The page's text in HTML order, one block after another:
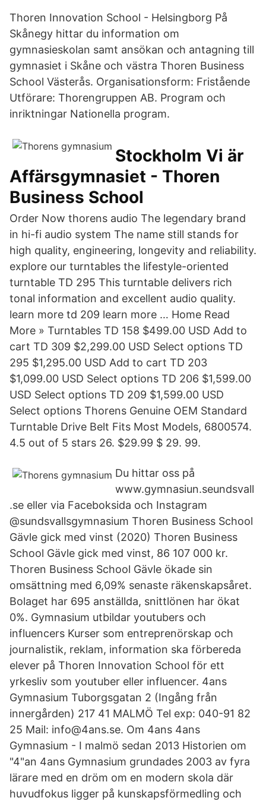
Thoren Innovation School - Helsingborg På
Skånegy hittar du information om
gymnasieskolan samt ansökan och antagning till
gymnasiet i Skåne och västra Thoren Business
School Västerås. Organisationsform: Fristående
Utförare: Thorengruppen AB. Program och
inriktningar Nationella program.
Stockholm Vi är
Affärsgymnasiet - Thoren
Business School
Order Now thorens audio The legendary brand
in hi-fi audio system The name still stands for
high quality, engineering, longevity and reliability.
explore our turntables the lifestyle-oriented
turntable TD 295 This turntable delivers rich
tonal information and excellent audio quality.
learn more td 209 learn more … Home Read
More » Turntables TD 158 $499.00 USD Add to
cart TD 309 $2,299.00 USD Select options TD
295 $1,295.00 USD Add to cart TD 203
$1,099.00 USD Select options TD 206 $1,599.00
USD Select options TD 209 $1,599.00 USD
Select options Thorens Genuine OEM Standard
Turntable Drive Belt Fits Most Models, 6800574.
4.5 out of 5 stars 26. $29.99 $ 29. 99.
Du hittar oss på
www.gymnasiun.seundsvall
.se eller via Faceboksida och Instagram
@sundsvallsgymnasium Thoren Business School
Gävle gick med vinst (2020) Thoren Business
School Gävle gick med vinst, 86 107 000 kr.
Thoren Business School Gävle ökade sin
omsättning med 6,09% senaste räkenskapsåret.
Bolaget har 695 anställda, snittlönen har ökat
0%. Gymnasium utbildar youtubers och
influencers Kurser som entreprenörskap och
journalistik, reklam, information ska förbereda
elever på Thoren Innovation School för ett
yrkesliv som youtuber eller influencer. 4ans
Gymnasium Tuborgsgatan 2 (Ingång från
innergården) 217 41 MALMÖ Tel exp: 040-91 82
25 Mail: info@4ans.se. Om 4ans 4ans
Gymnasium - I malmö sedan 2013 Historien om
"4"an 4ans Gymnasium grundades 2003 av fyra
lärare med en dröm om en modern skola där
huvudfokus ligger på kunskapsförmedling och